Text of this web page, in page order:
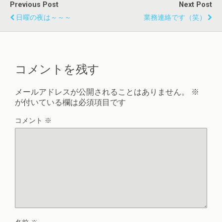
Previous Post
日曜の夜は～～～
Next Post
業務連絡です（笑）
コメントを残す
メールアドレスが公開されることはありません。
※
が付いている欄は必須項目です
コメント ※